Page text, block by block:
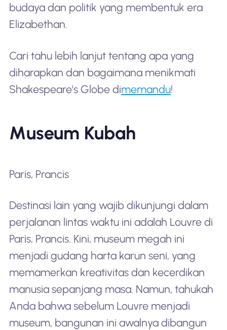
budaya dan politik yang membentuk era
Elizabethan.
Cari tahu lebih lanjut tentang apa yang
diharapkan dan bagaimana menikmati
Shakespeare's Globe dimemandu!
Museum Kubah
Paris, Prancis
Destinasi lain yang wajib dikunjungi dalam
perjalanan lintas waktu ini adalah Louvre di
Paris, Prancis. Kini, museum megah ini
menjadi gudang harta karun seni, yang
memamerkan kreativitas dan kecerdikan
manusia sepanjang masa. Namun, tahukah
Anda bahwa sebelum Louvre menjadi
museum, bangunan ini awalnya dibangun